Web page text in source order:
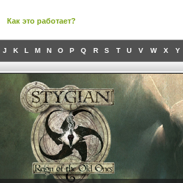
Как это работает?
J K L M N O P Q R S T U V W X Y